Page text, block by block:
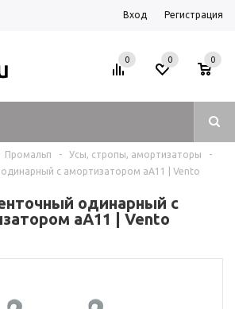
Вход Регистрация
0 0
0
Промальп - Усы, стропы, амортизаторы
-
с амортизатором аА11 | Vento
одинарный с
аА11 | Vento